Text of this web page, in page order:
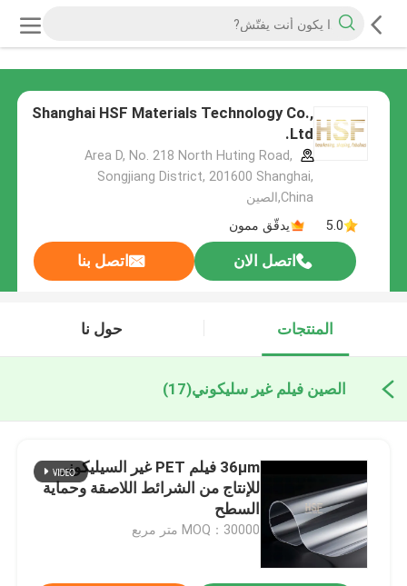
Shanghai HSF Materials Technology Co.,
Ltd.
Area D, No. 218 North Huting Road,
Songjiang District, 201600 Shanghai,
China,الصين
5.0
يدقّق ممون
اتصل الان اتصل بنا
المنتجات حول نا
الصين فيلم غير سليكوني(17)
36μm فيلم PET غير السيليكوني
للإنتاج من الشرائط اللاصقة وحماية
السطح
MOQ：30000 متر مربع